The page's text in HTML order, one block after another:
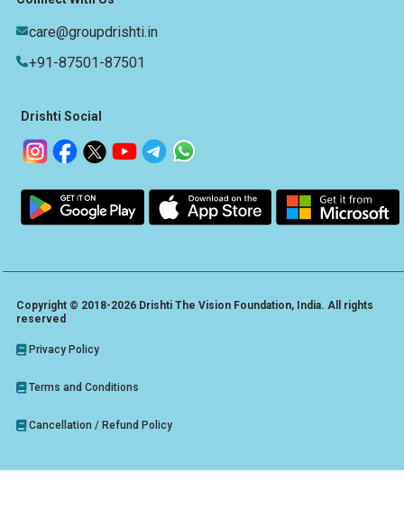
care@groupdrishti.in
+91-87501-87501
Drishti Social
Copyright © 2018-2026 Drishti The Vision Foundation, India. All rights
reserved
Privacy Policy
Terms and Conditions
Cancellation / Refund Policy